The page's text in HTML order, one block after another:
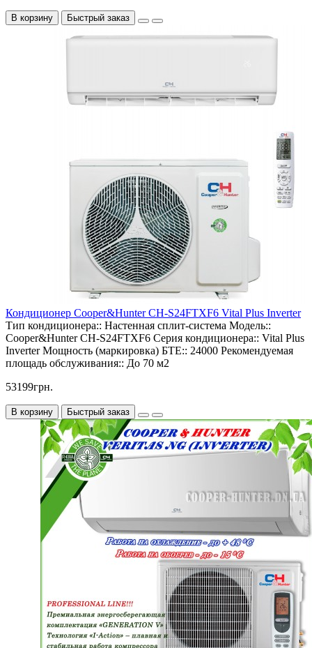
В корзину Быстрый заказ
Кондиционер Cooper&Hunter CH-S24FTXF6 Vital Plus Inverter
Тип кондиционера:: Настенная сплит-система Модель::
Cooper&Hunter CH-S24FTXF6 Серия кондиционера:: Vital Plus
Inverter Мощность (маркировка) БТЕ:: 24000 Рекомендуемая
площадь обслуживания:: До 70 м2
53199грн.
В корзину Быстрый заказ